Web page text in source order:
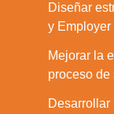
Diseñar
y Employer
Mejorar la
proceso de